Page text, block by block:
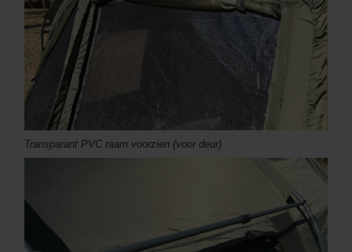
Transparant PVC raam voorzien (voor deur)